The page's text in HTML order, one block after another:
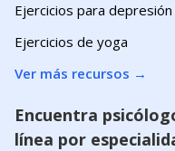
Ejercicios para depresión
Ejercicios de yoga
Ver más recursos →
Encuentra
línea por